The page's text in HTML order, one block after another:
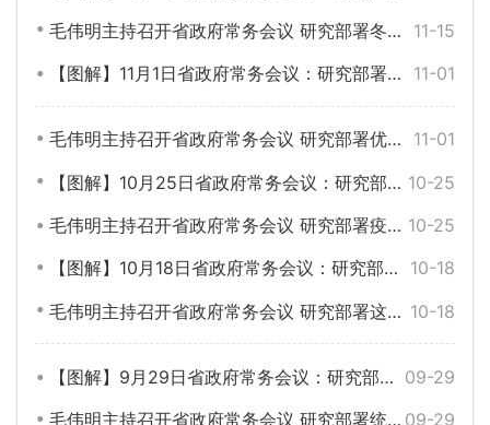
11-15
毛伟明主持召开省政府常务会议 研究部署冬春农田水利、优化营商环境、提升全民科学素质等工作
11-01
【图解】11月1日省政府常务会议：研究部署优化营商环境、园区“放管服”改革、“十四五”应急体系建设等工作
11-01
毛伟明主持召开省政府常务会议 研究部署优化营商环境、园区“放管服”改革、“十四五”应急体系建设等工作
10-25
【图解】10月25日省政府常务会议：研究部署疫情防控、社会信用体系建设、高速公路管理等工作
10-25
毛伟明主持召开省政府常务会议 研究部署疫情防控等工作
10-18
【图解】10月18日省政府常务会议：研究部署高水平开放型经济体系建设、新时代推进湘西地区开发等工作
10-18
毛伟明主持召开省政府常务会议 研究部署这些工作
09-29
【图解】9月29日省政府常务会议：研究部署统计督察、新建商品房“交房即交证”改革等工作
09-29
毛伟明主持召开省政府常务会议 研究部署统计督察反馈问题整改、“交房即交证”改革等工作